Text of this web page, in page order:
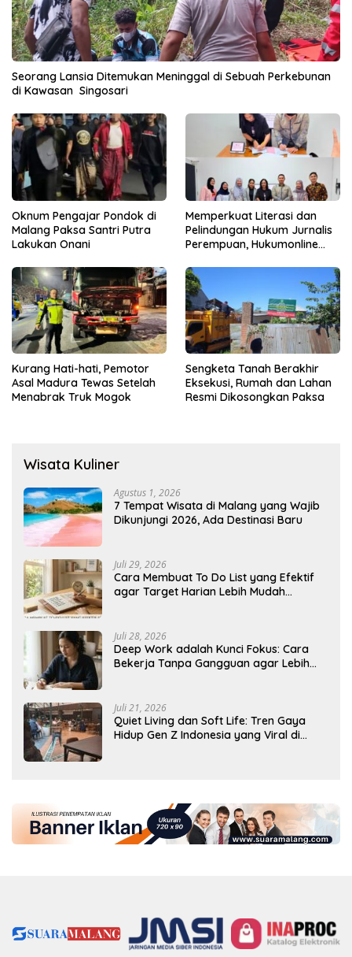
Seorang Lansia Ditemukan Meninggal di Sebuah Perkebunan
di Kawasan Singosari
Oknum Pengajar Pondok di
Malang Paksa Santri Putra
Lakukan Onani
Memperkuat Literasi dan
Pelindungan Hukum Jurnalis
Perempuan, Hukumonline
Gratis
Kurang Hati-hati, Pemotor
Asal Madura Tewas Setelah
Menabrak Truk Mogok
Sengketa Tanah Berakhir
Eksekusi, Rumah dan Lahan
Resmi Dikosongkan Paksa
Wisata Kuliner
Agustus 1, 2026
7 Tempat Wisata di Malang yang Wajib
Dikunjungi 2026, Ada Destinasi Baru
Juli 29, 2026
Cara Membuat To Do List yang Efektif
agar Target Harian Lebih Mudah
Juli 28, 2026
Deep Work adalah Kunci Fokus: Cara
Bekerja Tanpa Gangguan agar Lebih
Juli 21, 2026
Quiet Living dan Soft Life: Tren Gaya
Hidup Gen Z Indonesia yang Viral di